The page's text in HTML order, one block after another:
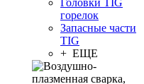
Головки TIG
горелок
Запасные части
TIG
+ ЕЩЕ